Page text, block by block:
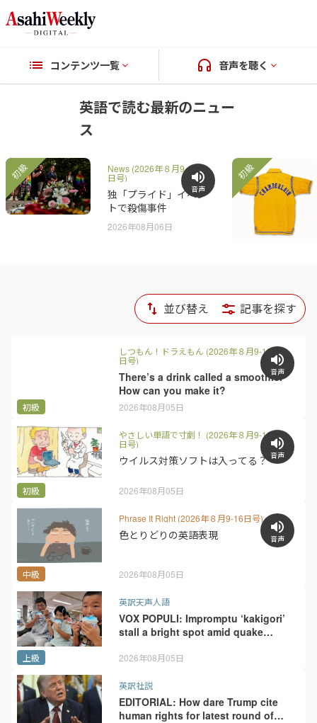
コンテンツ一覧 音声を聴く
英語で読む最新のニュー
ス
音声
初級 News (2026年８月9-16
日号)
独「プライド」イベン
トで殺傷事件
2026年08月06日
初級
並び替え 記事を探す
音声
初級
しつもん！ドラえもん (2026年８月9-16
日号)
There’s a drink called a smoothie.
How can you make it?
2026年08月05日
音声
初級
やさしい単語で寸劇！ (2026年８月9-16
日号)
ウイルス対策ソフトは入ってる？
2026年08月05日
音声
中級
Phrase It Right (2026年８月9-16日号)
色とりどりの英語表現
2026年08月05日
上級
英訳天声人語
VOX POPULI: Impromptu ‘kakigori’
stall a bright spot amid quake
2026年08月05日
英訳社説
EDITORIAL: How dare Trump cite
human rights for latest round of